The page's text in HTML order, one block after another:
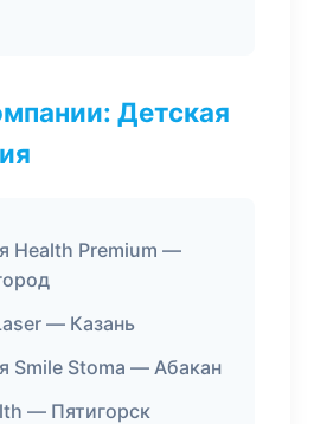
Детская
Health Premium —
— Казань
Smile Stoma — Абакан
— Пятигорск